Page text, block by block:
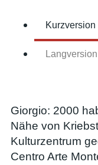
Kurzversion
Langversion
Giorgio: 2000
Nähe von
Kulturzentrum
Centro Arte